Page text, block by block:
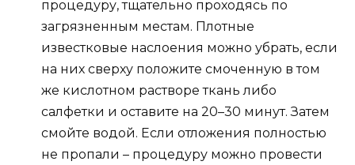
процедуру, тщательно проходясь по
загрязненным местам. Плотные
известковые наслоения можно убрать, если
на них сверху положите смоченную в том
же кислотном растворе ткань либо
салфетки и оставите на 20–30 минут. Затем
смойте водой. Если отложения полностью
не пропали – процедуру можно провести